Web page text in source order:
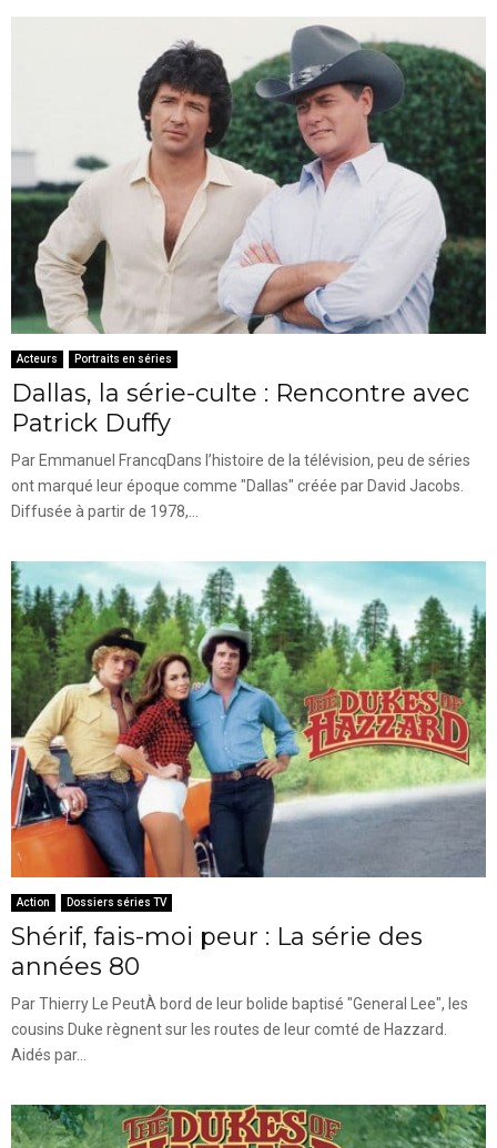
Acteurs Portraits en séries
Dallas, la série-culte : Rencontre avec
Patrick Duffy
Par Emmanuel FrancqDans l’histoire de la télévision, peu de séries
ont marqué leur époque comme "Dallas" créée par David Jacobs.
Diffusée à partir de 1978,...
Action Dossiers séries TV
Shérif, fais-moi peur : La série des
années 80
Par Thierry Le PeutÀ bord de leur bolide baptisé "General Lee", les
cousins Duke règnent sur les routes de leur comté de Hazzard.
Aidés par...